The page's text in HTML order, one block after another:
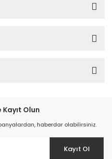
Olun
haberdar olabilirsiniz.
Kayıt Ol